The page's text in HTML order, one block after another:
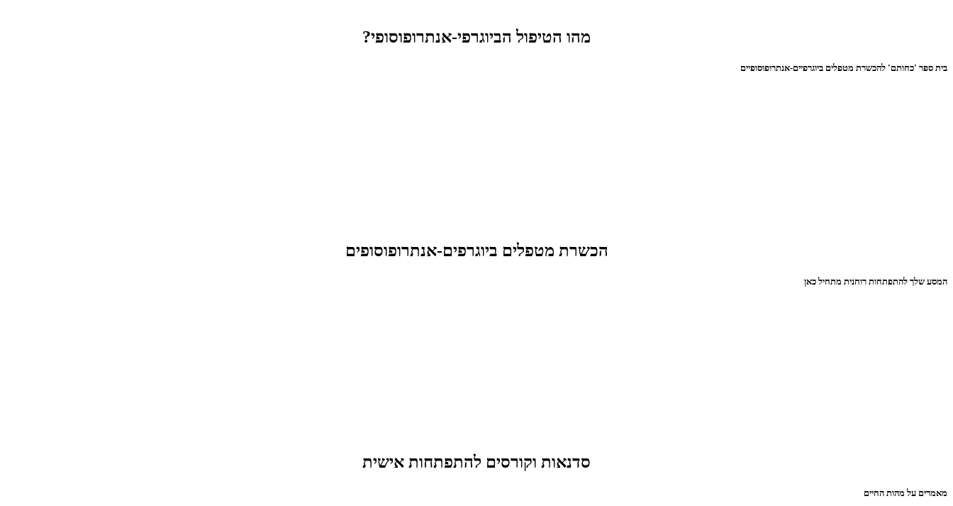
מהו הטיפול הביוגרפי-אנתרופוסופי?
בית ספר 'כחותם' להכשרת מטפלים ביוגרפיים-אנתרופוסופיים
הכשרת מטפלים ביוגרפים-אנתרופוסופים
המסע שלך להתפתחות רוחנית מתחיל כאן
סדנאות וקורסים להתפתחות אישית
מאמרים על מהות החיים